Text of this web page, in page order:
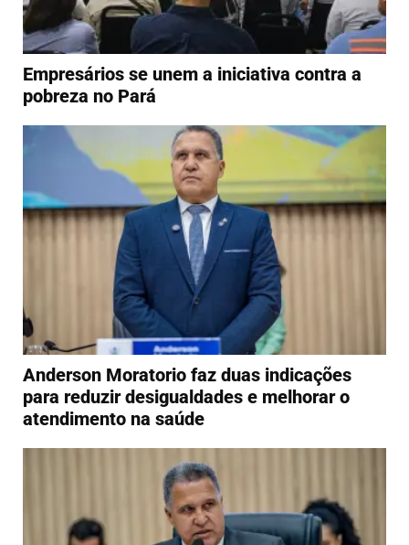
Empresários se unem a iniciativa contra a
pobreza no Pará
Anderson Moratorio faz duas indicações
para reduzir desigualdades e melhorar o
atendimento na saúde